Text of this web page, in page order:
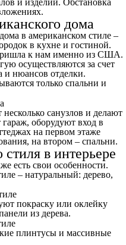
и изделий. Обстановка
дома
в американском стиле –
в кухне и гостиной.
к нам именно из США.
осуществляются за счет
нюансов отделки.
только спальни и
санузлов и делают
оборудуют вход в
на первом этаже
на втором – спальни.
в интерьере
есть свои особенности.
– натуральный: дерево,
покраску или оклейку
из дерева.
плинтусы и массивные